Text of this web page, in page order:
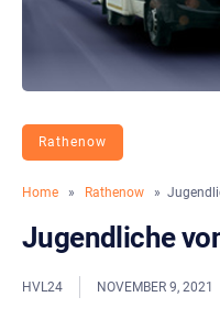
Rathenow
Home » Rathenow »
Jugendliche
HVL24 NOVEMBER 9, 2021